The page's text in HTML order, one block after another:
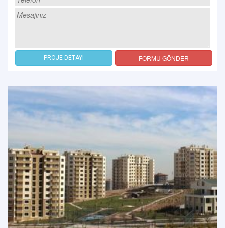
PROJE DETAYI FORMU GÖNDER